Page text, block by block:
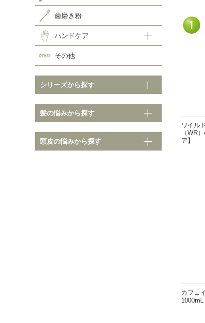
スキャルプケア
ホームケア
髪の悩みから探す
ノーマル
ワイル
（WR
ア】
カフェ
1000mL
歯磨き粉
ハンドケア
その他
シリーズから探す
髪の悩みから探す
頭皮の悩みから探す